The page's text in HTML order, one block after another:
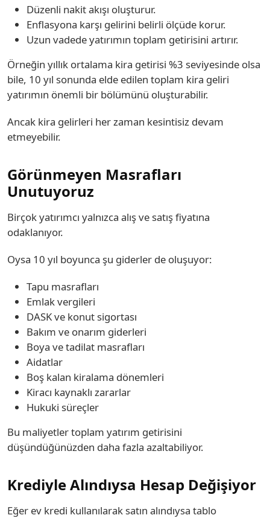
Düzenli nakit akışı oluşturur.
Enflasyona karşı gelirini belirli ölçüde korur.
Uzun vadede yatırımın toplam getirisini artırır.
Örneğin yıllık ortalama kira getirisi %3 seviyesinde olsa
bile, 10 yıl sonunda elde edilen toplam kira geliri
yatırımın önemli bir bölümünü oluşturabilir.
Ancak kira gelirleri her zaman kesintisiz devam
etmeyebilir.
Görünmeyen Masrafları
Unutuyoruz
Birçok yatırımcı yalnızca alış ve satış fiyatına
odaklanıyor.
Oysa 10 yıl boyunca şu giderler de oluşuyor:
Tapu masrafları
Emlak vergileri
DASK ve konut sigortası
Bakım ve onarım giderleri
Boya ve tadilat masrafları
Aidatlar
Boş kalan kiralama dönemleri
Kiracı kaynaklı zararlar
Hukuki süreçler
Bu maliyetler toplam yatırım getirisini
düşündüğünüzden daha fazla azaltabiliyor.
Krediyle Alındıysa Hesap Değişiyor
Eğer ev kredi kullanılarak satın alındıysa tablo